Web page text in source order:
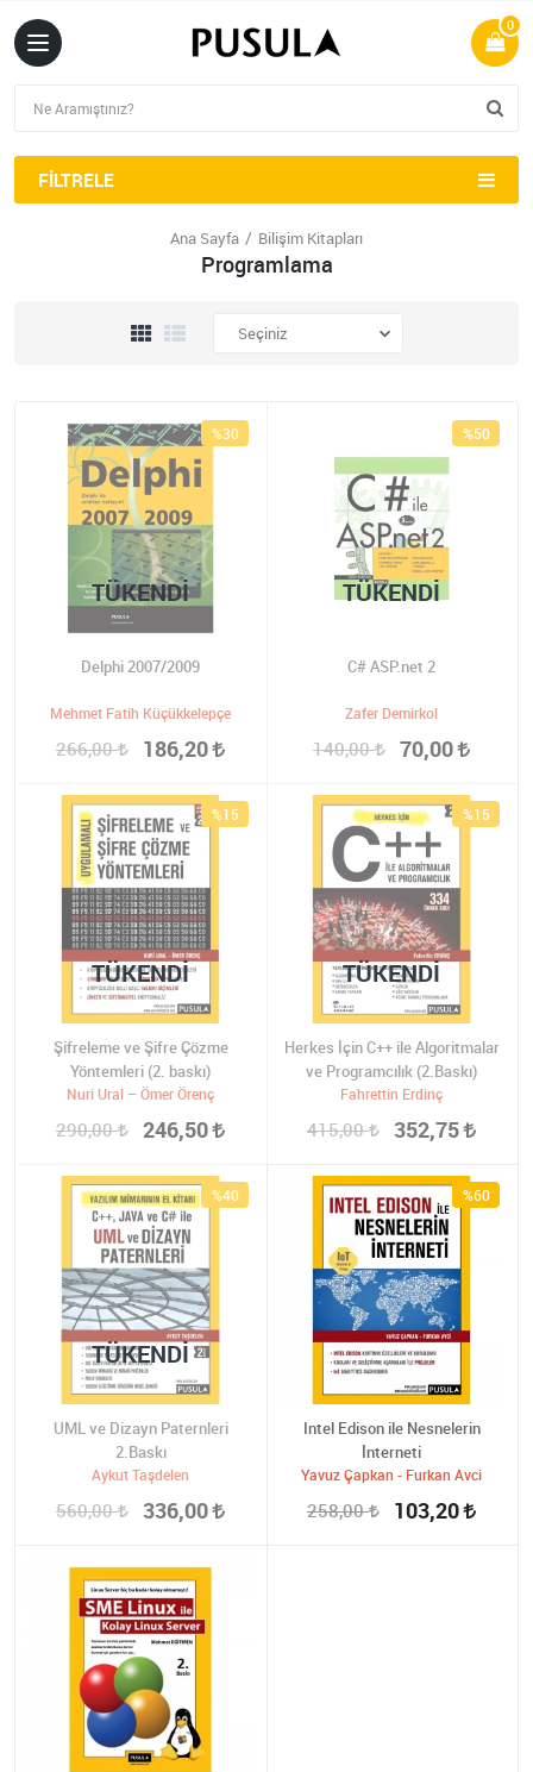
0
FILTRELE
Ana Sayfa Bilişim Kitapları
Programlama
Delphi 2007/2009
Mehmet Fatih Küçükkelepçe
266,00 186,20
%30
TÜKENDI
C# ASP.net 2
Zafer Demirkol
140,00 70,00
%50
TÜKENDI
Şifreleme ve Şifre Çözme
Yöntemleri (2. baskı)
Nuri Ural – Ömer Örenç
290,00 246,50
%15
TÜKENDI
Herkes İçin C++ ile Algoritmalar
ve Programcılık (2.Baskı)
Fahrettin Erdinç
415,00 352,75
%15
TÜKENDI
UML ve Dizayn Paternleri
2.Baskı
Aykut Taşdelen
560,00 336,00
%40
TÜKENDI
Intel Edison ile Nesnelerin
İnterneti
Yavuz Çapkan - Furkan Avci
258,00 103,20
%60